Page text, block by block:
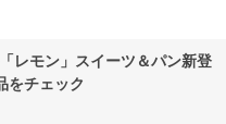
レモン」スイーツ＆パン新登
をチェック